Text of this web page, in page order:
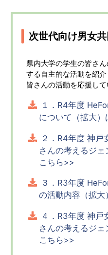
次世代向け男女
県内大学の学生の皆さ
する自主的な活動を紹介
皆さんの活動を応援して
１．R4年度
について（拡大
２．R4年度 神戸
さんの考えるジ
こちら>>
３．R3年度
の活動内容（拡
４．R3年度 神戸
さんの考えるジ
こちら>>